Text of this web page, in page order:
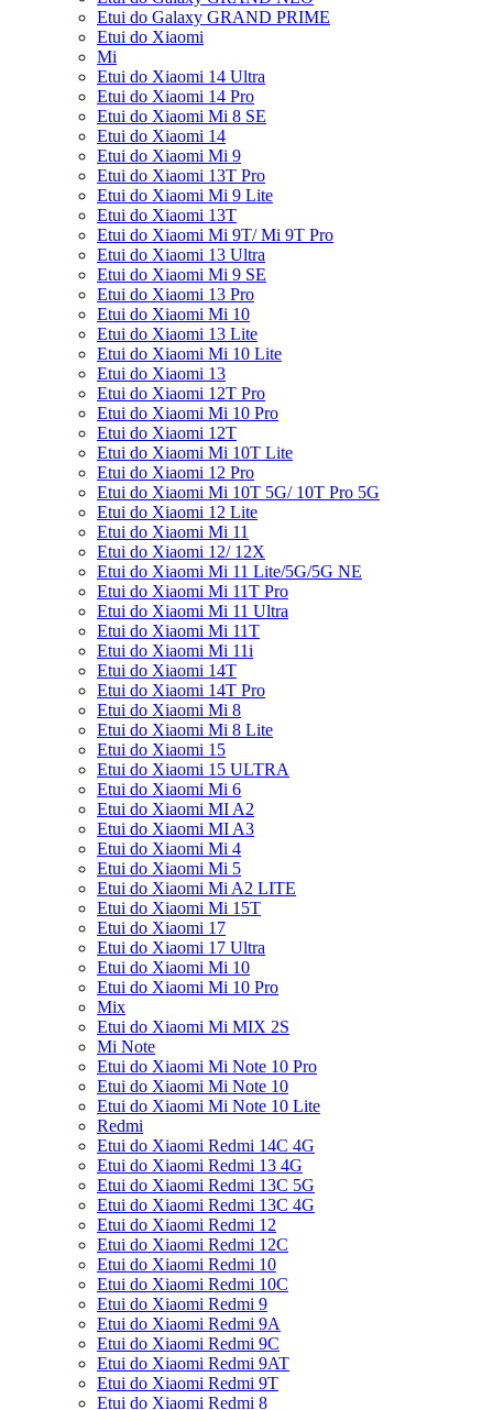
Etui do Galaxy GRAND PRIME
Etui do Xiaomi
Mi
Etui do Xiaomi 14 Ultra
Etui do Xiaomi 14 Pro
Etui do Xiaomi Mi 8 SE
Etui do Xiaomi 14
Etui do Xiaomi Mi 9
Etui do Xiaomi 13T Pro
Etui do Xiaomi Mi 9 Lite
Etui do Xiaomi 13T
Etui do Xiaomi Mi 9T/ Mi 9T Pro
Etui do Xiaomi 13 Ultra
Etui do Xiaomi Mi 9 SE
Etui do Xiaomi 13 Pro
Etui do Xiaomi Mi 10
Etui do Xiaomi 13 Lite
Etui do Xiaomi Mi 10 Lite
Etui do Xiaomi 13
Etui do Xiaomi 12T Pro
Etui do Xiaomi Mi 10 Pro
Etui do Xiaomi 12T
Etui do Xiaomi Mi 10T Lite
Etui do Xiaomi 12 Pro
Etui do Xiaomi Mi 10T 5G/ 10T Pro 5G
Etui do Xiaomi 12 Lite
Etui do Xiaomi Mi 11
Etui do Xiaomi 12/ 12X
Etui do Xiaomi Mi 11 Lite/5G/5G NE
Etui do Xiaomi Mi 11T Pro
Etui do Xiaomi Mi 11 Ultra
Etui do Xiaomi Mi 11T
Etui do Xiaomi Mi 11i
Etui do Xiaomi 14T
Etui do Xiaomi 14T Pro
Etui do Xiaomi Mi 8
Etui do Xiaomi Mi 8 Lite
Etui do Xiaomi 15
Etui do Xiaomi 15 ULTRA
Etui do Xiaomi Mi 6
Etui do Xiaomi MI A2
Etui do Xiaomi MI A3
Etui do Xiaomi Mi 4
Etui do Xiaomi Mi 5
Etui do Xiaomi Mi A2 LITE
Etui do Xiaomi Mi 15T
Etui do Xiaomi 17
Etui do Xiaomi 17 Ultra
Etui do Xiaomi Mi 10
Etui do Xiaomi Mi 10 Pro
Mix
Etui do Xiaomi Mi MIX 2S
Mi Note
Etui do Xiaomi Mi Note 10 Pro
Etui do Xiaomi Mi Note 10
Etui do Xiaomi Mi Note 10 Lite
Redmi
Etui do Xiaomi Redmi 14C 4G
Etui do Xiaomi Redmi 13 4G
Etui do Xiaomi Redmi 13C 5G
Etui do Xiaomi Redmi 13C 4G
Etui do Xiaomi Redmi 12
Etui do Xiaomi Redmi 12C
Etui do Xiaomi Redmi 10
Etui do Xiaomi Redmi 10C
Etui do Xiaomi Redmi 9
Etui do Xiaomi Redmi 9A
Etui do Xiaomi Redmi 9C
Etui do Xiaomi Redmi 9AT
Etui do Xiaomi Redmi 9T
Etui do Xiaomi Redmi 8